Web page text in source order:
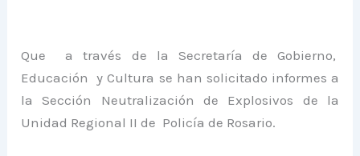
Que a través de la Secretaría de Gobierno,
Educación y Cultura se han solicitado informes a
la Sección Neutralización de Explosivos de la
Unidad Regional II de Policía de Rosario.